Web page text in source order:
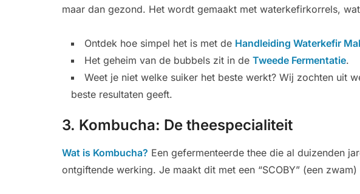
maar dan gezond. Het wordt gemaakt met waterkefirkorrels,
Ontdek hoe simpel het is met de Handleiding Waterkefir
Het geheim van de bubbels zit in de Tweede Fermentatie.
Weet je niet welke suiker het beste werkt? Wij zochten uit
beste resultaten geeft.
3. Kombucha: De theespecialiteit
Wat is Kombucha? Een gefermenteerde thee die al duizenden
ontgiftende werking. Je maakt dit met een “SCOBY” (een